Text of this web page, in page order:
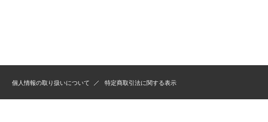
個人情報の取り扱いについて 特定商取引法に関する表示